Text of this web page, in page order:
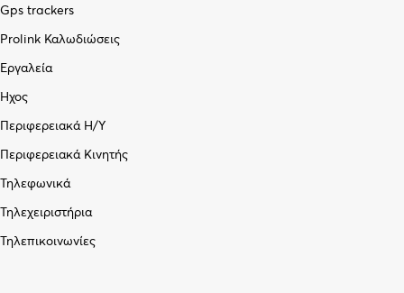
Gps trackers
Prolink Καλωδιώσεις
Εργαλεία
Ήχος
Περιφερειακά Η/Υ
Περιφερειακά Κινητής
Τηλεφωνικά
Τηλεχειριστήρια
Τηλεπικοινωνίες